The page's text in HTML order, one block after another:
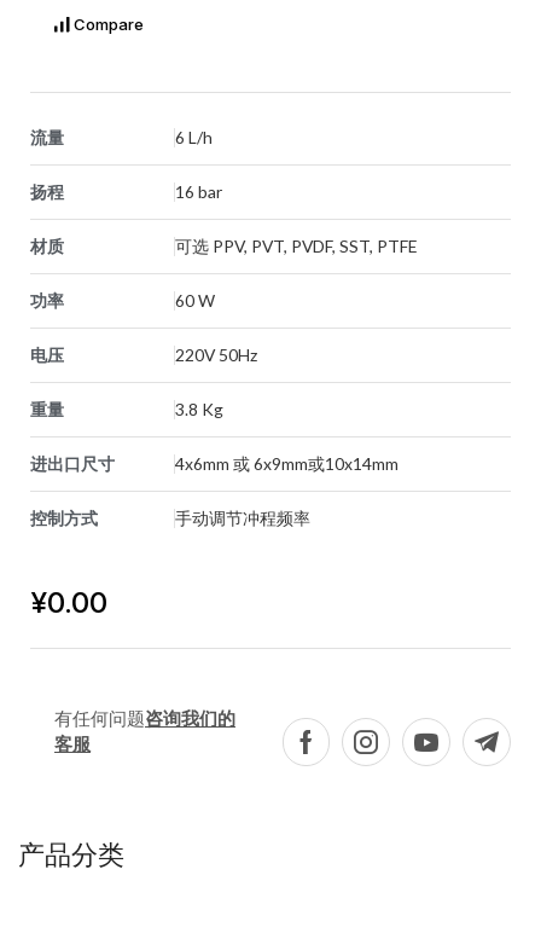
Compare
流量 6 L/h
扬程 16 bar
材质 可选 PPV, PVT, PVDF, SST, PTFE
功率 60 W
电压 220V 50Hz
重量 3.8 Kg
进出口尺寸 4x6mm 或 6x9mm或10x14mm
控制方式 手动调节冲程频率
¥0.00
有任何问题咨询我们的
客服
产品分类